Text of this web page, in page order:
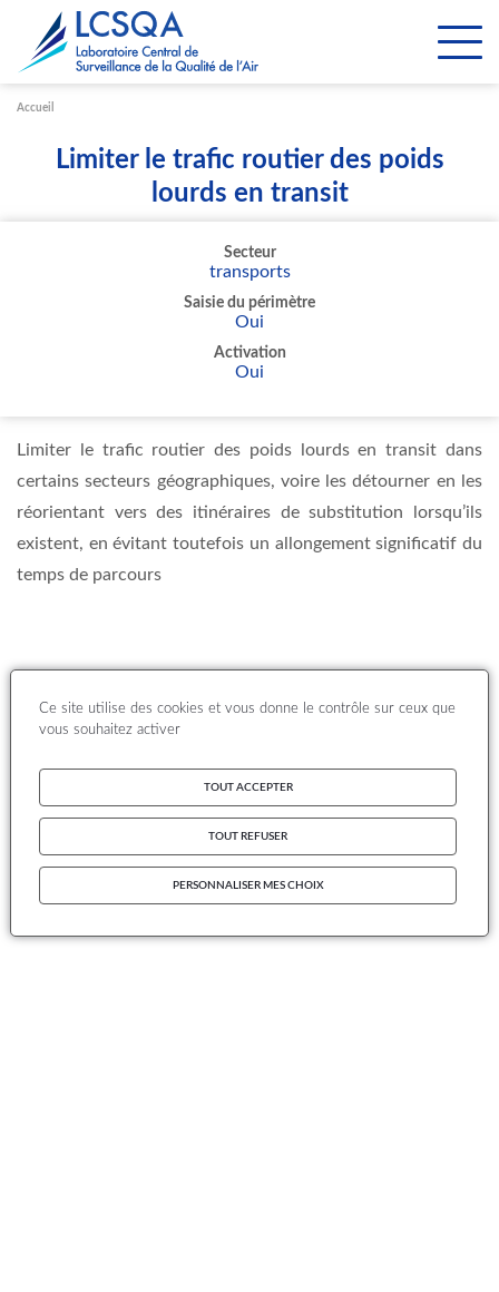
Accueil
Limiter le trafic routier des poids
lourds en transit
Secteur
transports
Saisie du périmètre
Oui
Activation
Oui
Limiter le trafic routier des poids lourds en transit dans
certains secteurs géographiques, voire les détourner en les
réorientant vers des itinéraires de substitution lorsqu’ils
existent, en évitant toutefois un allongement significatif du
temps de parcours
Paramétrer les cookies
Ce site utilise des cookies et vous donne le contrôle sur ceux que
vous souhaitez activer
TOUT ACCEPTER
TOUT REFUSER
PERSONNALISER MES CHOIX